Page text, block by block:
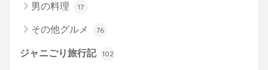
男の料理 17
その他グルメ 76
ジャニごり旅行記 102